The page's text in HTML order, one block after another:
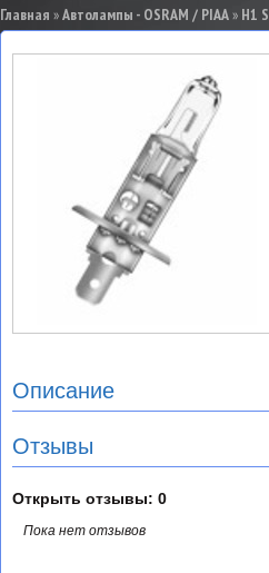
Главная »Автолампы - OSRAM / PIAA» H1
Описание
Отзывы
Открыть отзывы: 0
Пока нет отзывов